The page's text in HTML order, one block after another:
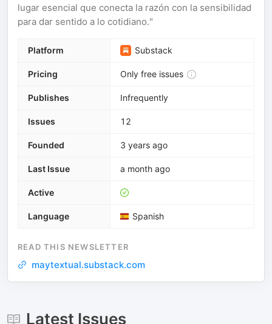
lugar esencial que conecta la razón con la sensibilidad
para dar sentido a lo cotidiano."
Platform Substack
Pricing Only free issues
Publishes Infrequently
Issues 12
Founded 3 years ago
Last Issue a month ago
Active
Language Spanish
READ THIS NEWSLETTER
maytextual.substack.com
Latest Issues